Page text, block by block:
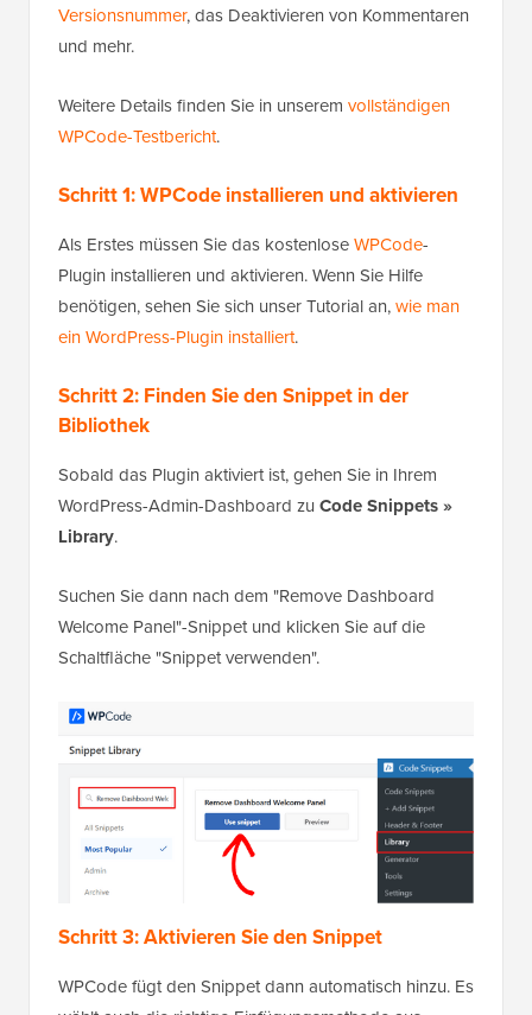
Versionsnummer, das Deaktivieren von Kommentaren
und mehr.
Weitere Details finden Sie in unserem vollständigen
WPCode-Testbericht.
Schritt 1: WPCode installieren und aktivieren
Als Erstes müssen Sie das kostenloseWPCode-
Plugin installieren und aktivieren. Wenn Sie Hilfe
benötigen, sehen Sie sich unser Tutorial an,wie man
ein WordPress-Plugin installiert.
Schritt 2: Finden Sie den Snippet in der
Bibliothek
Sobald das Plugin aktiviert ist, gehen Sie in Ihrem
WordPress-Admin-Dashboard zu Code Snippets »
Library.
Suchen Sie dann nach dem "Remove Dashboard
Welcome Panel"-Snippet und klicken Sie auf die
Schaltfläche "Snippet verwenden".
Schritt 3: Aktivieren Sie den Snippet
WPCode fügt den Snippet dann automatisch hinzu. Es